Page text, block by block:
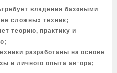
владения базовыми
сложных техник;
теорию, практику и
разработаны на основе
и личного опыта автора;